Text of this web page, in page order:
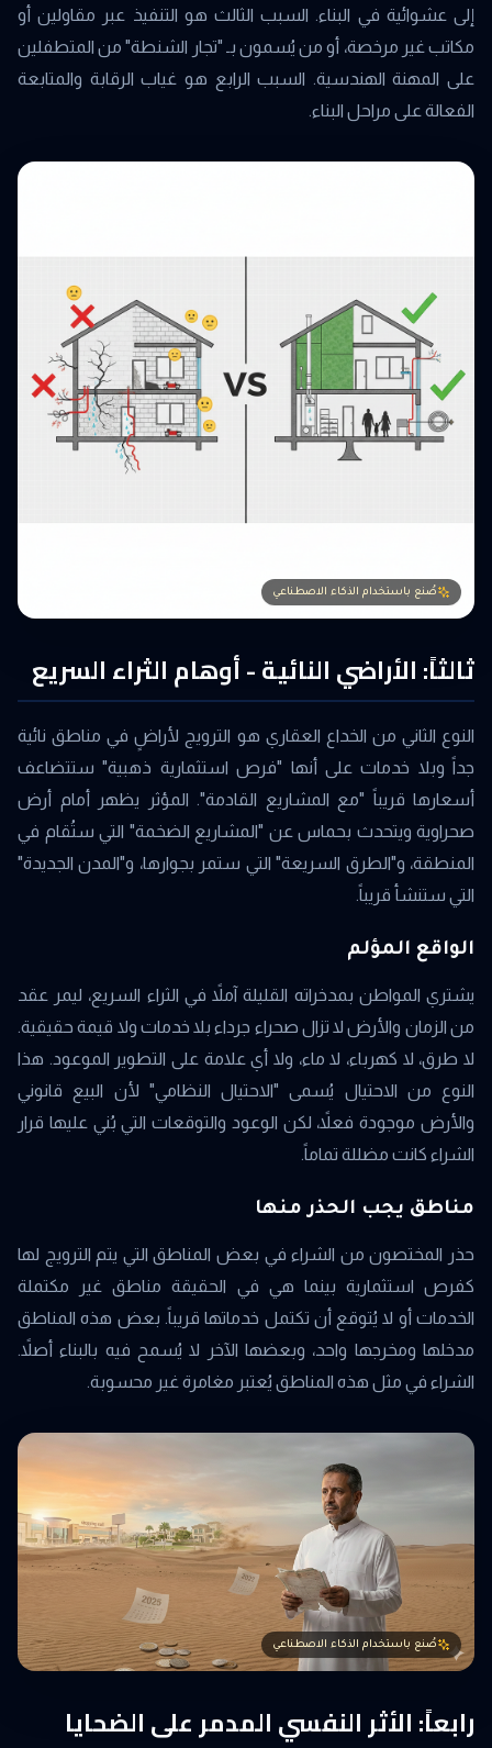
إلى عشوائية في البناء. السبب الثالث هو التنفيذ عبر مقاولين أو
مكاتب غير مرخصة، أو من يُسمون بـ "تجار الشنطة" من المتطفلين
على المهنة الهندسية. السبب الرابع هو غياب الرقابة والمتابعة
الفعالة على مراحل البناء.
صُنع باستخدام الذكاء الاصطناعي
ثالثاً: الأراضي النائية - أوهام الثراء السريع
النوع الثاني من الخداع العقاري هو الترويج لأراضٍ في مناطق نائية
جداً وبلا خدمات على أنها "فرص استثمارية ذهبية" ستتضاعف
أسعارها قريباً "مع المشاريع القادمة". المؤثر يظهر أمام أرض
صحراوية ويتحدث بحماس عن "المشاريع الضخمة" التي ستُقام في
المنطقة، و"الطرق السريعة" التي ستمر بجوارها، و"المدن الجديدة"
التي ستنشأ قريباً.
الواقع المؤلم
يشتري المواطن بمدخراته القليلة آملاً في الثراء السريع، ليمر عقد
من الزمان والأرض لا تزال صحراء جرداء بلا خدمات ولا قيمة حقيقية.
لا طرق، لا كهرباء، لا ماء، ولا أي علامة على التطوير الموعود. هذا
النوع من الاحتيال يُسمى "الاحتيال النظامي" لأن البيع قانوني
والأرض موجودة فعلاً، لكن الوعود والتوقعات التي بُني عليها قرار
الشراء كانت مضللة تماماً.
مناطق يجب الحذر منها
حذر المختصون من الشراء في بعض المناطق التي يتم الترويج لها
كفرص استثمارية بينما هي في الحقيقة مناطق غير مكتملة
الخدمات أو لا يُتوقع أن تكتمل خدماتها قريباً. بعض هذه المناطق
مدخلها ومخرجها واحد، وبعضها الآخر لا يُسمح فيه بالبناء أصلاً.
الشراء في مثل هذه المناطق يُعتبر مغامرة غير محسوبة.
صُنع باستخدام الذكاء الاصطناعي
رابعاً: الأثر النفسي المدمر على الضحايا